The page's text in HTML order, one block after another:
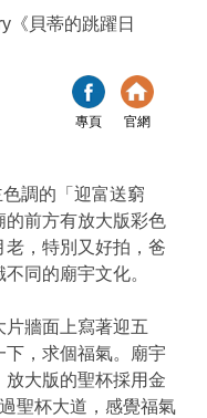
《貝蒂的跳躍日
專頁 官網
調的「迎富送窮
的前方有放大版彩色
，特別又好拍，爸
同的廟宇文化。
牆面上寫著迎五
，求個福氣。廟宇
放大版的聖杯採用金
聖杯大道，感覺福氣